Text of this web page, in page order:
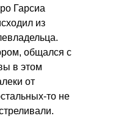
Гарсиа
из
общался с
в этом
от
то не